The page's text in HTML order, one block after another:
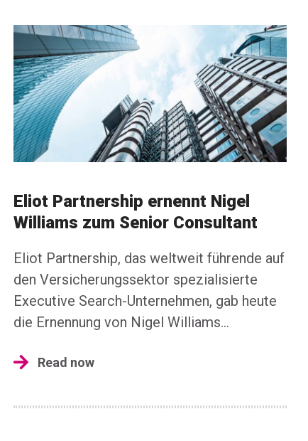
Eliot Partnership ernennt Nigel
Williams zum Senior Consultant
Eliot Partnership, das weltweit führende auf
den Versicherungssektor spezialisierte
Executive Search-Unternehmen, gab heute
die Ernennung von Nigel Williams...
Read now